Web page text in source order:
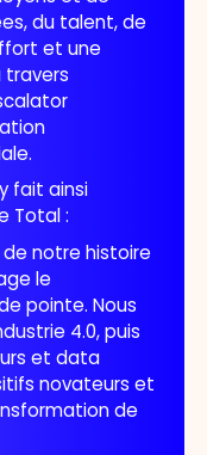
du talent, de
et une
travers
fait ainsi
Total :
de notre histoire
le
pointe. Nous
4.0, puis
et data
novateurs et
de